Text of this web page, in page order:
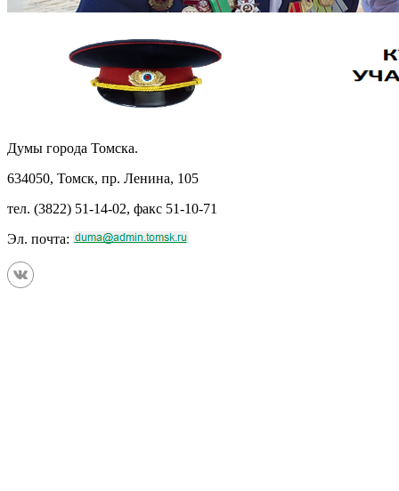
Думы города Томска.
634050, Томск, пр. Ленина, 105
тел. (3822) 51-14-02, факс 51-10-71
Эл. почта: